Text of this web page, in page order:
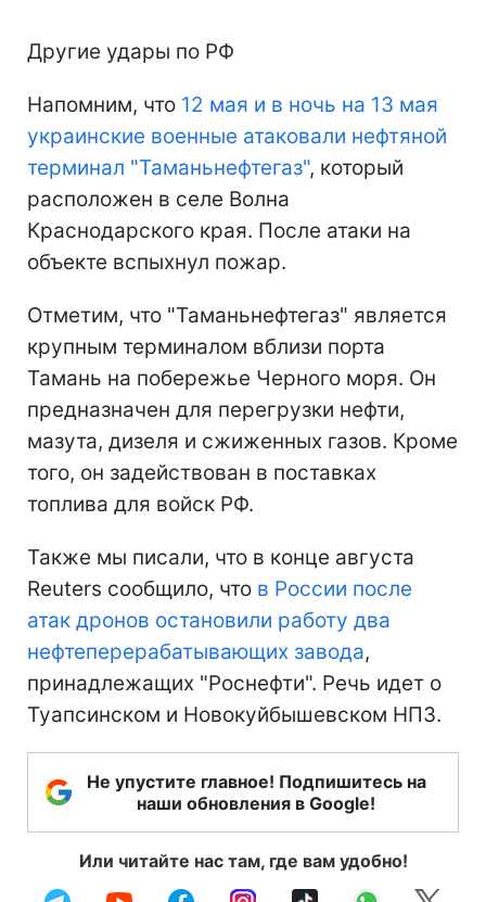
Другие удары по РФ
Напомним, что 12 мая и в ночь на 13 мая
украинские военные атаковали нефтяной
терминал "Таманьнефтегаз", который
расположен в селе Волна
Краснодарского края. После атаки на
объекте вспыхнул пожар.
Отметим, что "Таманьнефтегаз" является
крупным терминалом вблизи порта
Тамань на побережье Черного моря. Он
предназначен для перегрузки нефти,
мазута, дизеля и сжиженных газов. Кроме
того, он задействован в поставках
топлива для войск РФ.
Также мы писали, что в конце августа
Reuters сообщило, что в России после
атак дронов остановили работу два
нефтеперерабатывающих завода,
принадлежащих "Роснефти". Речь идет о
Туапсинском и Новокуйбышевском НПЗ.
Не упустите главное! Подпишитесь на
наши обновления в Google!
Или читайте нас там, где вам удобно!